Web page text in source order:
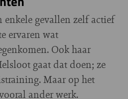
gevallen zelf actief
ervaren wat
Ook haar
gaat dat doen; ze
Maar op het
ander werk.